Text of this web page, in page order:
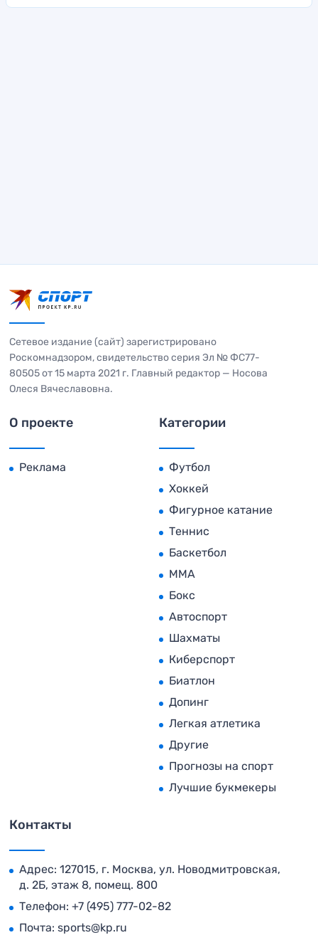
Сетевое издание (сайт) зарегистрировано
Роскомнадзором, свидетельство серия Эл № ФС77-
80505 от 15 марта 2021 г. Главный редактор — Носова
Олеся Вячеславовна.
О проекте
Реклама
Категории
Футбол
Хоккей
Фигурное катание
Теннис
Баскетбол
MMA
Бокс
Автоспорт
Шахматы
Киберспорт
Биатлон
Допинг
Легкая атлетика
Другие
Прогнозы на спорт
Лучшие букмекеры
Контакты
Адрес: 127015, г. Москва, ул. Новодмитровская,
д. 2Б, этаж 8, помещ. 800
Телефон: +7 (495) 777-02-82
Почта: sports@kp.ru